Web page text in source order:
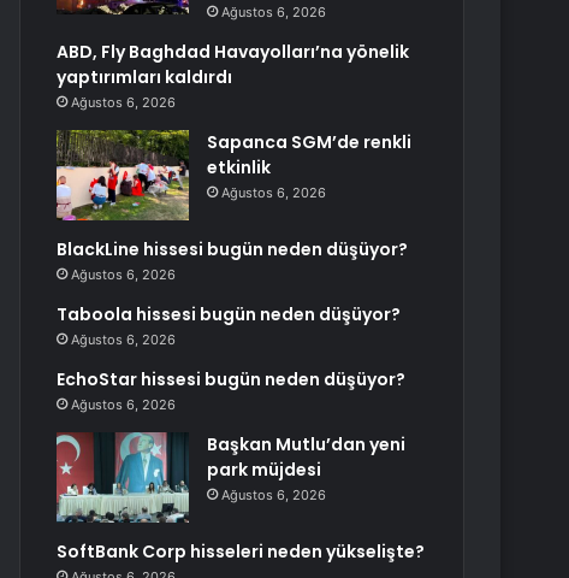
Ağustos 6, 2026
ABD, Fly Baghdad Havayolları’na yönelik
yaptırımları kaldırdı
Ağustos 6, 2026
Sapanca SGM’de renkli
etkinlik
Ağustos 6, 2026
BlackLine hissesi bugün neden düşüyor?
Ağustos 6, 2026
Taboola hissesi bugün neden düşüyor?
Ağustos 6, 2026
EchoStar hissesi bugün neden düşüyor?
Ağustos 6, 2026
Başkan Mutlu’dan yeni
park müjdesi
Ağustos 6, 2026
SoftBank Corp hisseleri neden yükselişte?